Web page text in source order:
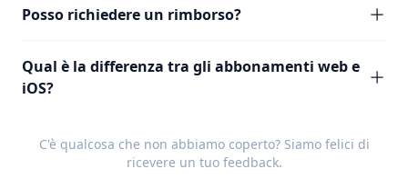
Posso richiedere un rimborso?
Qual è la differenza tra gli abbonamenti web e
iOS?
C'è qualcosa che non abbiamo coperto? Siamo felici di
ricevere un tuo feedback.